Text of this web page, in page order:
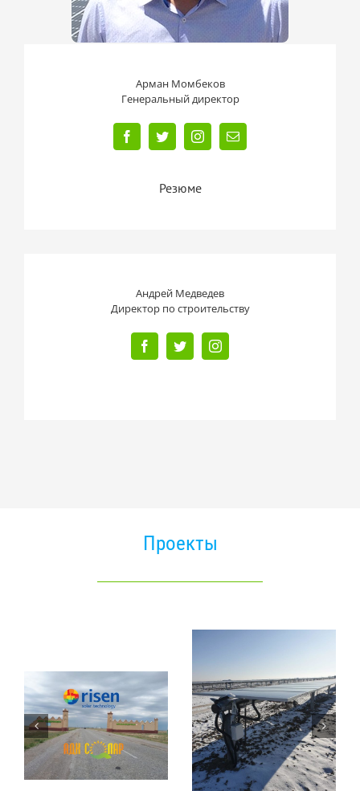
Арман Момбеков
Генеральный директор
Резюме
Андрей Медведев
Директор по строительству
Проекты
СЭС Жалагаш
Солнечные
электростанции
Байконур Солар
Солнечные
электростанции